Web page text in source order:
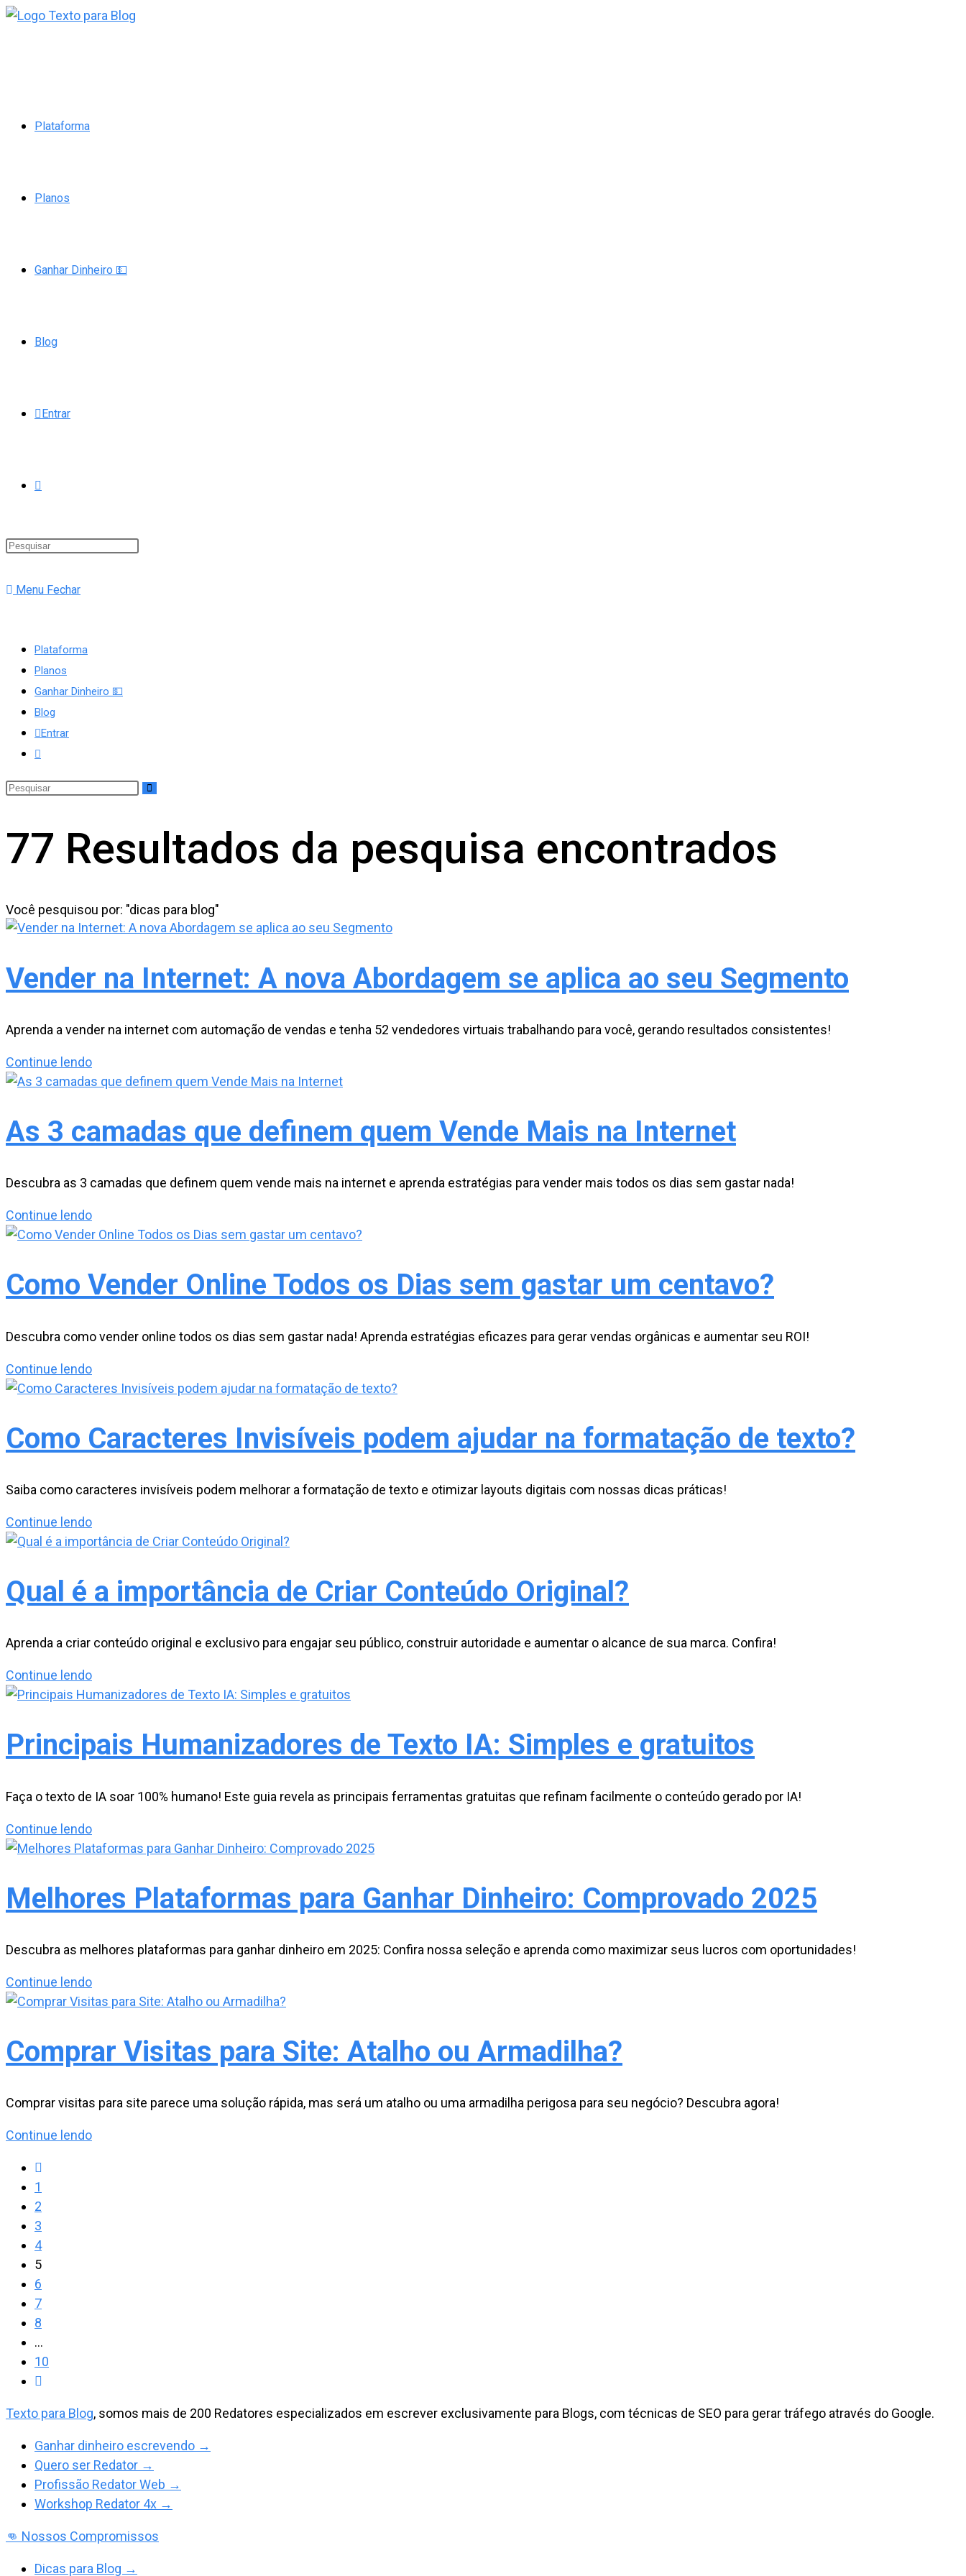
Ir
Plataforma
Planos
Ganhar Dinheiro 💵
Blog
Entrar
Alternar
pesquisa
site
Menu Fechar
Plataforma
Planos
Ganhar Dinheiro 💵
Blog
Entrar
Alternar
do
77 Resultados da pesquisa encontrados
Você pesquisou por: "dicas para blog"
Vender na Internet: A nova Abordagem se aplica ao seu Segmento
Aprenda a vender na internet com automação de vendas e tenha 52 vendedores virtuais trabalhando para você, gerando resultados consistentes!
Continue lendoVender
na
nova
se
ao
seu
As 3 camadas que definem quem Vende Mais na Internet
Descubra as 3 camadas que definem quem vende mais na internet e aprenda estratégias para vender mais todos os dias sem gastar nada!
Continue lendoAs
3
que
definem
Vende
na
Internet
Como Vender Online Todos os Dias sem gastar um centavo?
Descubra como vender online todos os dias sem gastar nada! Aprenda estratégias eficazes para gerar vendas orgânicas e aumentar seu ROI!
Continue lendoComo
Vender
Todos
os
sem
um
centavo?
Como Caracteres Invisíveis podem ajudar na formatação de texto?
Saiba como caracteres invisíveis podem melhorar a formatação de texto e otimizar layouts digitais com nossas dicas práticas!
Continue lendoComo
Caracteres
podem
ajudar
formatação
texto?
Qual é a importância de Criar Conteúdo Original?
Aprenda a criar conteúdo original e exclusivo para engajar seu público, construir autoridade e aumentar o alcance de sua marca. Confira!
Continue lendoQual
é
importância
de
Conteúdo
Principais Humanizadores de Texto IA: Simples e gratuitos
Faça o texto de IA soar 100% humano! Este guia revela as principais ferramentas gratuitas que refinam facilmente o conteúdo gerado por IA!
Continue lendoPrincipais
Humanizadores
IA:
e
Melhores Plataformas para Ganhar Dinheiro: Comprovado 2025
Descubra as melhores plataformas para ganhar dinheiro em 2025: Confira nossa seleção e aprenda como maximizar seus lucros com oportunidades!
Continue lendoMelhores
Plataformas
Ganhar
Dinheiro:
2025
Comprar Visitas para Site: Atalho ou Armadilha?
Comprar visitas para site parece uma solução rápida, mas será um atalho ou uma armadilha perigosa para seu negócio? Descubra agora!
Continue lendoComprar
Ir
para
a
página
anterior
1
2
3
4
5
6
7
8
…
10
Ir
a
próxima
página
Texto para Blog, somos mais de 200 Redatores especializados em escrever exclusivamente para Blogs, com técnicas de SEO para gerar tráfego através do Google.
Ganhar dinheiro escrevendo →
Quero ser Redator →
Profissão Redator Web →
Workshop Redator 4x →
👊 Nossos Compromissos
Dicas para Blog →